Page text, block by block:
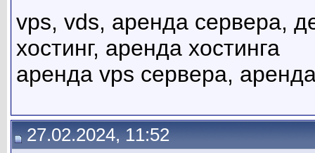
vps, vds, аренда сервера,
хостинг, аренда хостинга
аренда vps сервера,
27.02.2024, 11:52